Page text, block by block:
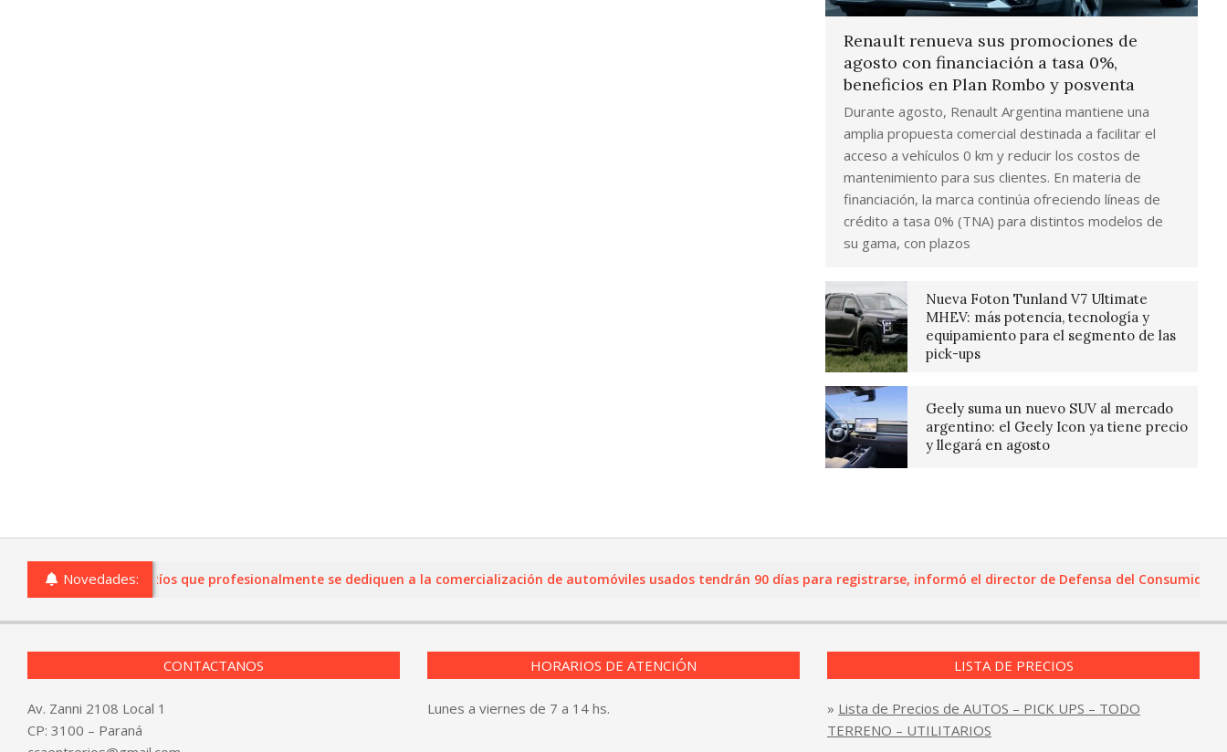
Renault renueva sus promociones de
agosto con financiación a tasa 0%,
beneficios en Plan Rombo y posventa
Durante agosto, Renault Argentina mantiene una
amplia propuesta comercial destinada a facilitar el
acceso a vehículos 0 km y reducir los costos de
mantenimiento para sus clientes. En materia de
financiación, la marca continúa ofreciendo líneas de
crédito a tasa 0% (TNA) para distintos modelos de
su gama, con plazos
Nueva Foton Tunland V7 Ultimate
MHEV: más potencia, tecnología y
equipamiento para el segmento de las
pick-ups
Geely suma un nuevo SUV al mercado
argentino: el Geely Icon ya tiene precio
y llegará en agosto
Novedades:
de Entre Ríos que profesionalmente se dediquen a la comercialización de automóviles usados tendrán 90 días para registrarse, informó el director de Defensa del Consumidor y
CONTACTANOS
Av. Zanni 2108 Local 1
CP: 3100 – Paraná
HORARIOS DE ATENCIÓN
Lunes a viernes de 7 a 14 hs.
LISTA DE PRECIOS
» Lista de Precios de AUTOS – PICK UPS – TODO
TERRENO – UTILITARIOS